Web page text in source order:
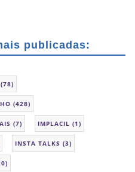
publicadas:
(78)
(428)
(7) IMPLACIL (1)
INSTA TALKS (3)